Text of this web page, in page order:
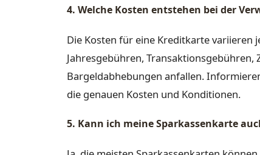
4. Welche Kosten entstehen bei der
Die Kosten für eine Kreditkarte variieren
Jahresgebühren,
Bargeldabhebungen anfallen.
die genauen Kosten und Konditionen.
5. Kann ich meine Sparkassenkarte